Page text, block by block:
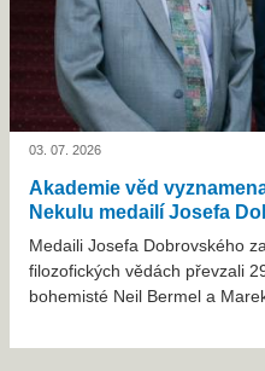
03. 07. 2026
Akademie věd
Nekulu medailí Josefa
Medaili Josefa Dobrovského
filozofických vědách převzali
bohemisté Neil Bermel a